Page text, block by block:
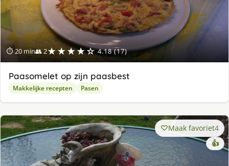
⏱ 20 min👥 2★★★★☆ 4.18 (17)
Paasomelet op zijn paasbest
Makkelijke recepten Pasen
Maak favoriet4
👍